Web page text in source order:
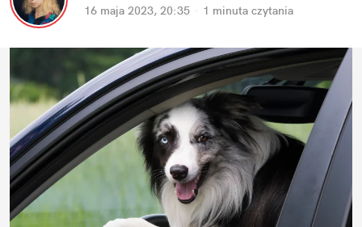
16 maja 2023, 20:35 · 1 minuta czytania